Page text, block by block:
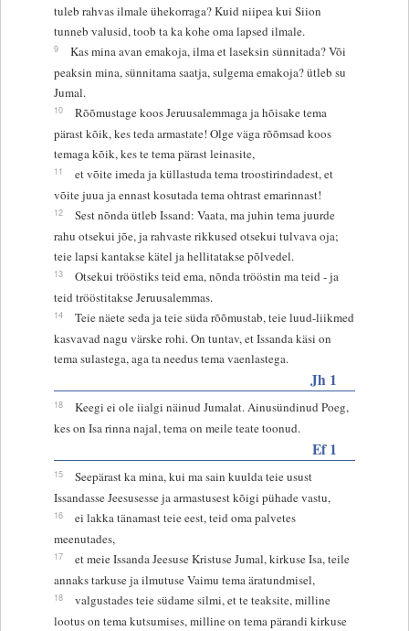
tuleb rahvas ilmale ühekorraga? Kuid niipea kui Siion
tunneb valusid, toob ta ka kohe oma lapsed ilmale.
9
Kas mina avan emakoja, ilma et laseksin sünnitada? Või
peaksin mina, sünnitama saatja, sulgema emakoja? ütleb su
Jumal.
10
Rõõmustage koos Jeruusalemmaga ja hõisake tema
pärast kõik, kes teda armastate! Olge väga rõõmsad koos
temaga kõik, kes te tema pärast leinasite,
11
et võite imeda ja küllastuda tema troostirindadest, et
võite juua ja ennast kosutada tema ohtrast emarinnast!
12
Sest nõnda ütleb Issand: Vaata, ma juhin tema juurde
rahu otsekui jõe, ja rahvaste rikkused otsekui tulvava oja;
teie lapsi kantakse kätel ja hellitatakse põlvedel.
13
Otsekui trööstiks teid ema, nõnda trööstin ma teid - ja
teid trööstitakse Jeruusalemmas.
14
Teie näete seda ja teie süda rõõmustab, teie luud-liikmed
kasvavad nagu värske rohi. On tuntav, et Issanda käsi on
tema sulastega, aga ta needus tema vaenlastega.
Jh 1
18
Keegi ei ole iialgi näinud Jumalat. Ainusündinud Poeg,
kes on Isa rinna najal, tema on meile teate toonud.
Ef 1
15
Seepärast ka mina, kui ma sain kuulda teie usust
Issandasse Jeesusesse ja armastusest kõigi pühade vastu,
16
ei lakka tänamast teie eest, teid oma palvetes
meenutades,
17
et meie Issanda Jeesuse Kristuse Jumal, kirkuse Isa, teile
annaks tarkuse ja ilmutuse Vaimu tema äratundmisel,
18
valgustades teie südame silmi, et te teaksite, milline
lootus on tema kutsumises, milline on tema pärandi kirkuse